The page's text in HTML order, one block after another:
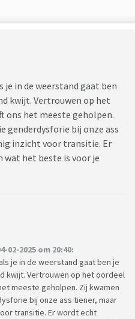
je in de weerstand gaat ben
kwijt. Vertrouwen op het
ons het meeste geholpen.
genderdysforie bij onze ass
inzicht voor transitie. Er
het beste is voor je
2025 om 20:40:
je in de weerstand gaat ben je
kwijt. Vertrouwen op het oordeel
meeste geholpen. Zij kwamen
bij onze ass tiener, maar
transitie. Er wordt echt